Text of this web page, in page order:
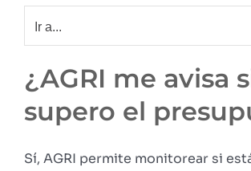
Ir a...
¿AGRI me avisa
supero el
Sí, AGRI permite monitorear si